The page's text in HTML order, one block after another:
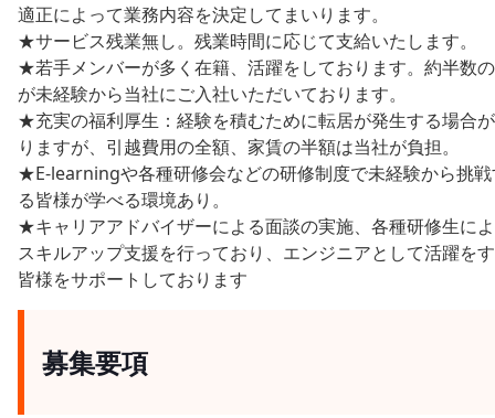
適正によって業務内容を決定してまいります。
★サービス残業無し。残業時間に応じて支給いたします。
★若手メンバーが多く在籍、活躍をしております。約半数
が未経験から当社にご入社いただいております。
★充実の福利厚生：経験を積むために転居が発生する場合
りますが、引越費用の全額、家賃の半額は当社が負担。
★E-learningや各種研修会などの研修制度で未経験から挑
る皆様が学べる環境あり。
★キャリアアドバイザーによる面談の実施、各種研修生に
スキルアップ支援を行っており、エンジニアとして活躍を
皆様をサポートしております
募集要項